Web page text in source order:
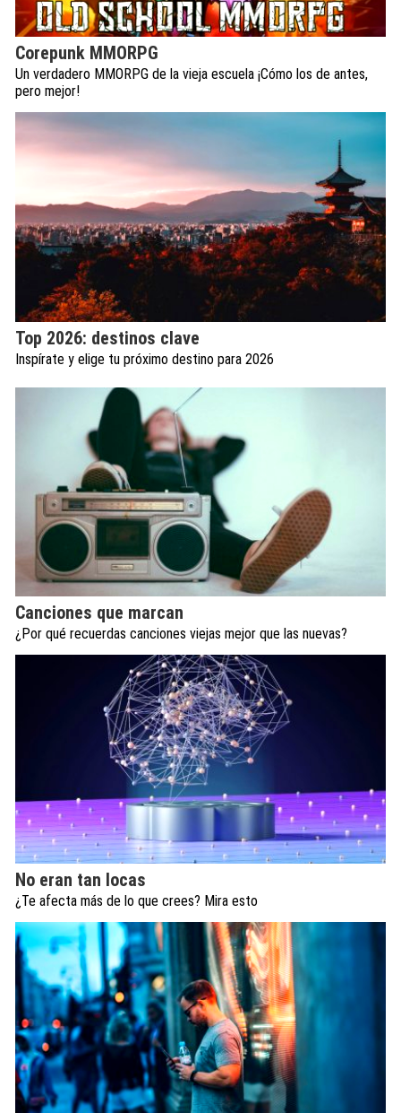
Corepunk MMORPG
Un verdadero MMORPG de la vieja escuela ¡Cómo los de antes,
pero mejor!
Top 2026: destinos clave
Inspírate y elige tu próximo destino para 2026
Canciones que marcan
¿Por qué recuerdas canciones viejas mejor que las nuevas?
No eran tan locas
¿Te afecta más de lo que crees? Mira esto